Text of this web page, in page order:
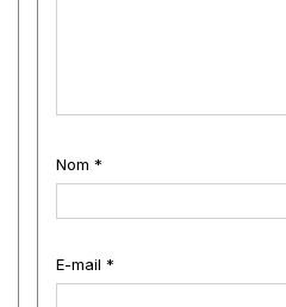
Nom *
E-mail *